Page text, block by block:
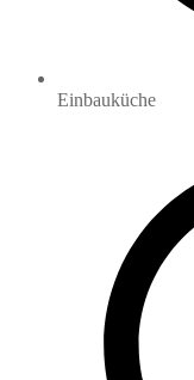
Einbauküche